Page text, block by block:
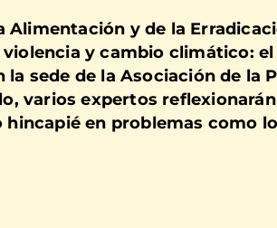
y de la
y cambio climático: el
la sede de la Asociación de la
varios expertos
hincapié en problemas como